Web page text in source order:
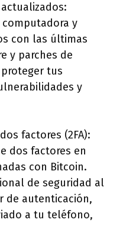
y
con las últimas
y parches de
tus
y
factores (2FA):
dos factores en
con Bitcoin.
de seguridad al
de autenticación,
a tu teléfono,